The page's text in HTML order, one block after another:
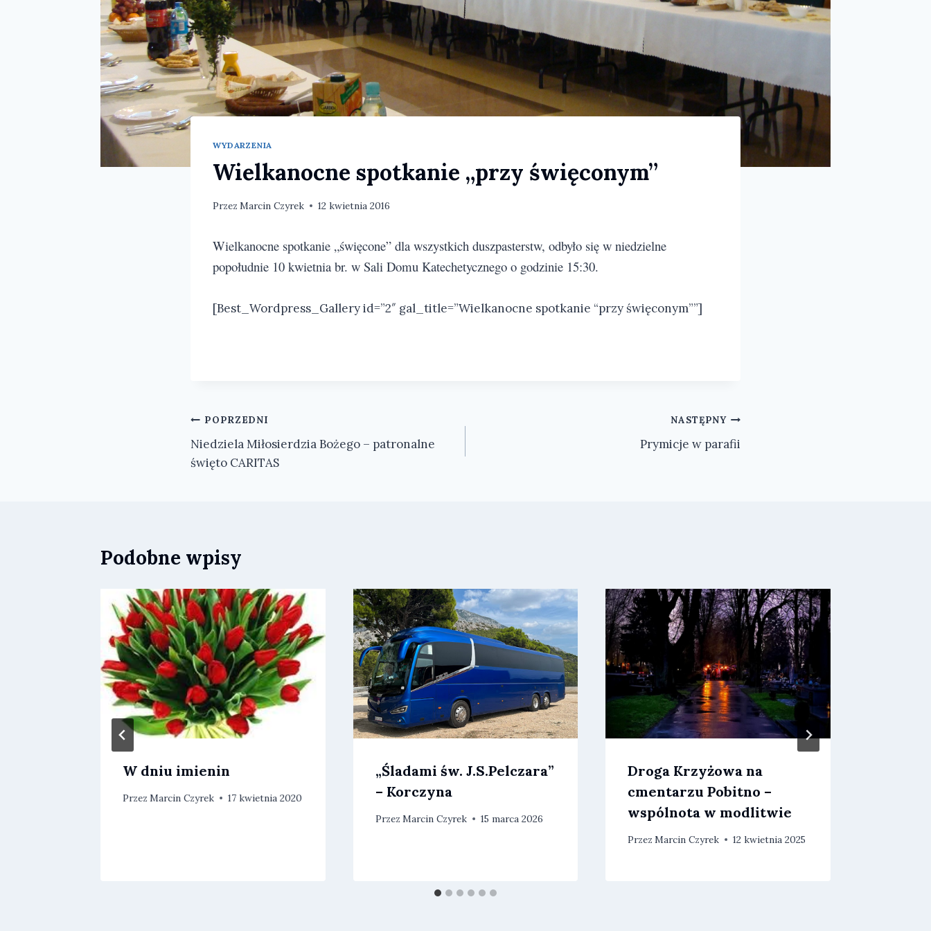
WYDARZENIA
Wielkanocne spotkanie „przy święconym”
Przez Marcin Czyrek 12 kwietnia 2016
Wielkanocne spotkanie „święcone” dla wszystkich duszpasterstw, odbyło się w niedzielne
popołudnie 10 kwietnia br. w Sali Domu Katechetycznego o godzinie 15:30.
[Best_Wordpress_Gallery id=”2″ gal_title=”Wielkanocne spotkanie “przy święconym””]
Nawigacja
wpisu
POPRZEDNI
Niedziela Miłosierdzia Bożego – patronalne
święto CARITAS
NASTĘPNY
Prymicje w parafii
Podobne wpisy
W dniu imienin
Przez Marcin Czyrek 17 kwietnia 2020
„Śladami św. J.S.Pelczara”
– Korczyna
Przez Marcin Czyrek 15 marca 2026
Droga Krzyżowa na
cmentarzu Pobitno –
wspólnota w modlitwie
Przez Marcin Czyrek 12 kwietnia 2025